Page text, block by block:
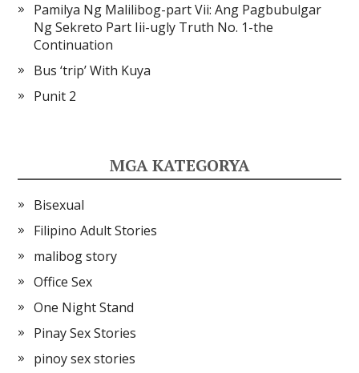
Pamilya Ng Malilibog-part Vii: Ang Pagbubulgar
Ng Sekreto Part Iii-ugly Truth No. 1-the
Continuation
Bus ‘trip’ With Kuya
Punit 2
MGA KATEGORYA
Bisexual
Filipino Adult Stories
malibog story
Office Sex
One Night Stand
Pinay Sex Stories
pinoy sex stories